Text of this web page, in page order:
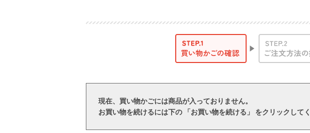
現在、買い物かごには商品が入っておりません。
お買い物を続けるには下の 「お買い物を続ける」 をクリックしてく